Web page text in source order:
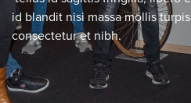
id blandit nisi massa mollis
consectetur et nibh.